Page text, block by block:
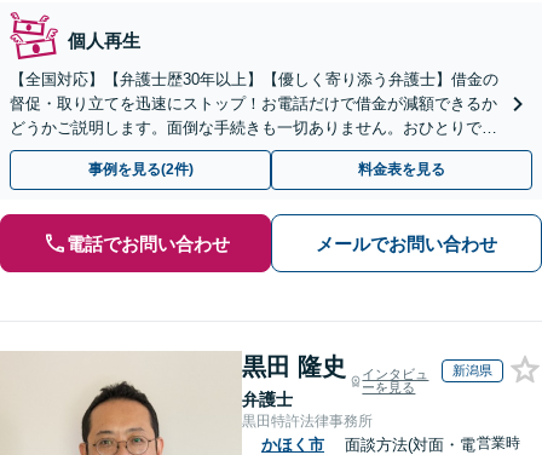
個人再生
【全国対応】【弁護士歴30年以上】【優しく寄り添う弁護士】借金の
督促・取り立てを迅速にストップ！お電話だけで借金が減額できるか
どうかご説明します。面倒な手続きも一切ありません。おひとりで悩
まず、お気軽にご相談ください。【電話相談可】
事例を見る(2件) 料金表を見る
電話でお問い合わせ メールでお問い合わせ
黒田 隆史
弁護士
インタビュ
ーを見る
新潟県
黒田特許法律事務所
かほく市
面談方法(対面・電営業時